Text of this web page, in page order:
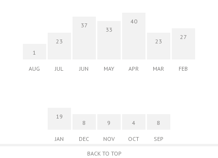
1
AUG
23
JUL
37
JUN
33
MAY
40
APR
23
MAR
27
FEB
19
JAN
8
DEC
9
NOV
4
OCT
8
SEP
BACK TO TOP